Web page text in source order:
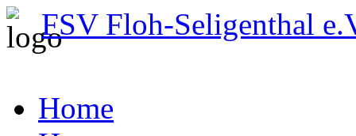
FSV Floh-Seligenthal
Home